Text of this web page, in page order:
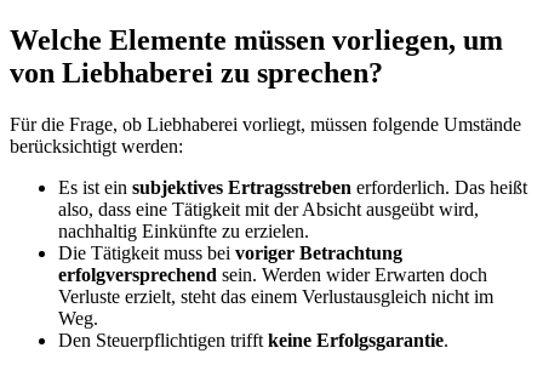
Welche Elemente müssen vorliegen, um
von Liebhaberei zu sprechen?
Für die Frage, ob Liebhaberei vorliegt, müssen folgende Umstände
berücksichtigt werden:
Es ist ein subjektives Ertragsstreben erforderlich. Das heißt
also, dass eine Tätigkeit mit der Absicht ausgeübt wird,
nachhaltig Einkünfte zu erzielen.
Die Tätigkeit muss bei voriger Betrachtung
erfolgversprechend sein. Werden wider Erwarten doch
Verluste erzielt, steht das einem Verlustausgleich nicht im
Weg.
Den Steuerpflichtigen trifft keine Erfolgsgarantie.